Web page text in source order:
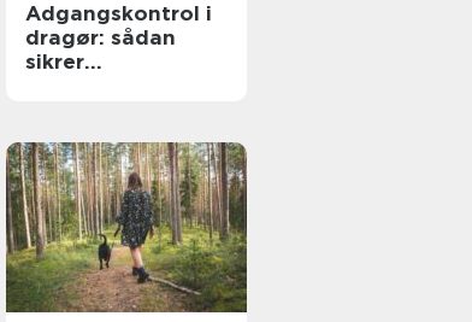
Adgangskontrol i
dragør: sådan
sikrer